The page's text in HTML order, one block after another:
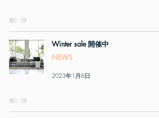
Winter sale 開催中
NEWS
2023年1月6日